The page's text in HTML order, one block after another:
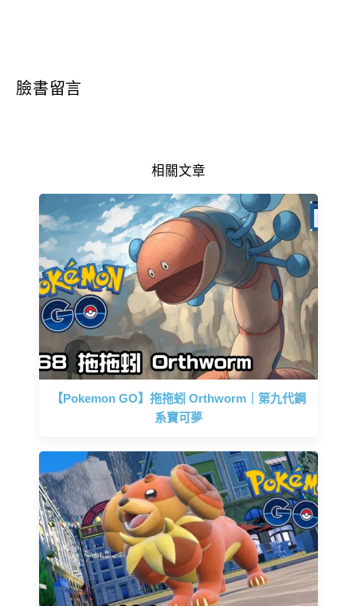
臉書留言
相關文章
【Pokemon GO】拖拖蚓 Orthworm｜第九代鋼
系寶可夢